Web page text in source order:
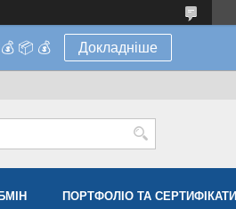
💰 📦 💰 Докладніше
ПОРТФОЛІО ТА СЕРТИФІКАТИ